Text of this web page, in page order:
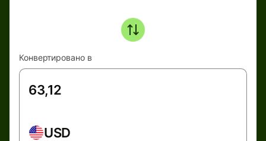
Конвертировано в
USD